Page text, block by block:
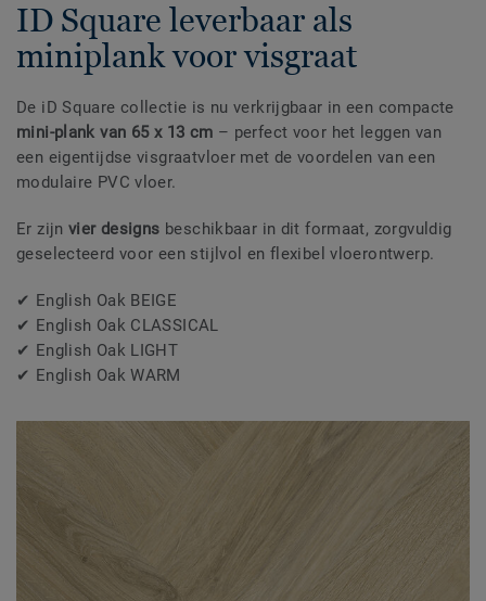
ID Square leverbaar als
miniplank voor visgraat
De iD Square collectie is nu verkrijgbaar in een compacte
mini-plank van 65 x 13 cm – perfect voor het leggen van
een eigentijdse visgraatvloer met de voordelen van een
modulaire PVC vloer.
Er zijnvier designs beschikbaar in dit formaat, zorgvuldig
geselecteerd voor een stijlvol en flexibel vloerontwerp.
✔ English Oak BEIGE
✔ English Oak CLASSICAL
✔ English Oak LIGHT
✔ English Oak WARM